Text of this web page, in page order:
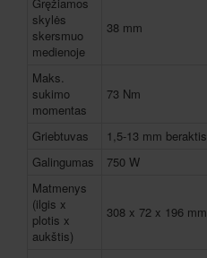
skylės
skersmuo
medienoje
38 mm
Maks.
sukimo
momentas
73 Nm
Griebtuvas
1,5-13 mm beraktis
Galingumas
750 W
Matmenys
(ilgis x
plotis x
aukštis)
308 x 72 x 196 mm